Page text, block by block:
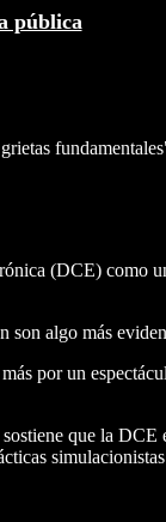
pública
(DCE) como
algo más
por un
que la